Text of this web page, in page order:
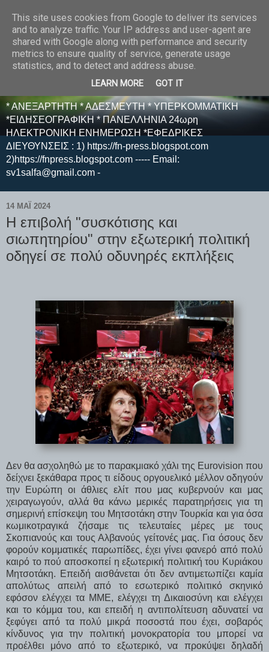
E F E N P R E S S -
ΗΛΕΚΤΡΟΝΙΚΗ
ΕΦΗΜΕΡΙΔΑ
* ΑΝΕΞΑΡΤΗΤΗ * ΑΔΕΣΜΕΥΤΗ * ΥΠΕΡΚΟΜΜΑΤΙΚΗ
*ΕΙΔΗΣΕΟΓΡΑΦΙΚΗ * ΠΑΝΕΛΛΗΝΙΑ 24ωρη
ΗΛΕΚΤΡΟΝΙΚΗ ΕΝΗΜΕΡΩΣΗ *ΕΦΕΔΡΙΚΕΣ
ΔΙΕΥΘΥΝΣΕΙΣ : 1) https://fn-press.blogspot.com
2)https://fnpress.blogspot.com ----- Email:
sv1salfa@gmail.com -
14 ΜΑΪ́ 2024
Η επιβολή "συσκότισης και
σιωπητηρίου" στην εξωτερική πολιτική
οδηγεί σε πολύ οδυνηρές εκπλήξεις
Δεν θα ασχοληθώ με το παρακμιακό χάλι της Eurovision που
δείχνει ξεκάθαρα προς τι είδους οργουελικό μέλλον οδηγούν
την Ευρώπη οι άθλιες ελίτ που μας κυβερνούν και μας
χειραγωγούν, αλλά θα κάνω μερικές παρατηρήσεις για τη
σημερινή επίσκεψη του Μητσοτάκη στην Τουρκία και για όσα
κωμικοτραγικά ζήσαμε τις τελευταίες μέρες με τους
Σκοπιανούς και τους Αλβανούς γείτονές μας. Για όσους δεν
φορούν κομματικές παρωπίδες, έχει γίνει φανερό από πολύ
καιρό το πού αποσκοπεί η εξωτερική πολιτική του Κυριάκου
Μητσοτάκη. Επειδή αισθάνεται ότι δεν αντιμετωπίζει καμία
απολύτως απειλή από το εσωτερικό πολιτικό σκηνικό
εφόσον ελέγχει τα ΜΜΕ, ελέγχει τη Δικαιοσύνη και ελέγχει
και το κόμμα του, και επειδή η αντιπολίτευση αδυνατεί να
ξεφύγει από τα πολύ μικρά ποσοστά που έχει, σοβαρός
κίνδυνος για την πολιτική μονοκρατορία του μπορεί να
προέλθει μόνο από το εξωτερικό, να προκύψει δηλαδή
This site uses cookies from Google to deliver its services
and to analyze traffic. Your IP address and user-agent are
shared with Google along with performance and security
metrics to ensure quality of service, generate usage
statistics, and to detect and address abuse.
LEARN MORE GOT IT